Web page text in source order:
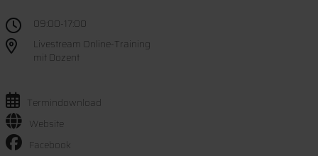
09:00-17:00
Livestream Online-Training
mit Dozent
Termindownload
Website
Facebook